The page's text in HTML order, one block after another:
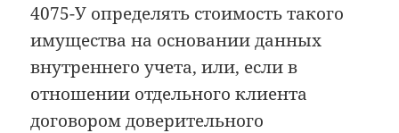
4075-У определять стоимость такого
имущества на основании данных
внутреннего учета, или, если в
отношении отдельного клиента
договором доверительного